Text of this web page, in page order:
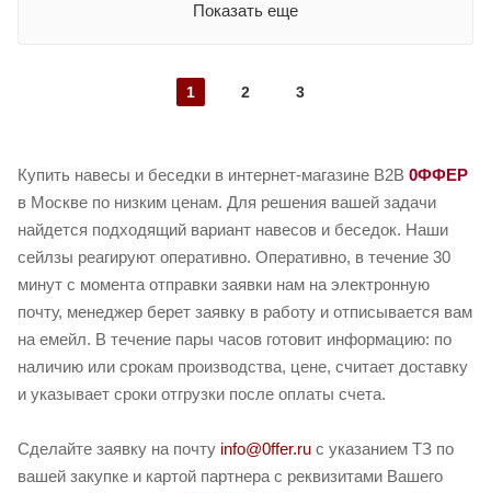
Показать еще
1 2 3
Купить навесы и беседки в интернет-магазине B2B 0ФФЕР
в Москве по низким ценам. Для решения вашей задачи
найдется подходящий вариант навесов и беседок. Наши
сейлзы реагируют оперативно. Оперативно, в течение 30
минут с момента отправки заявки нам на электронную
почту, менеджер берет заявку в работу и отписывается вам
на емейл. В течение пары часов готовит информацию: по
наличию или срокам производства, цене, считает доставку
и указывает сроки отгрузки после оплаты счета.
Сделайте заявку на почту info@0ffer.ru с указанием ТЗ по
вашей закупке и картой партнера с реквизитами Вашего